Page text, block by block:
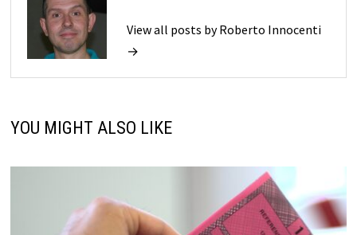
View all posts by Roberto Innocenti
→
YOU MIGHT ALSO LIKE